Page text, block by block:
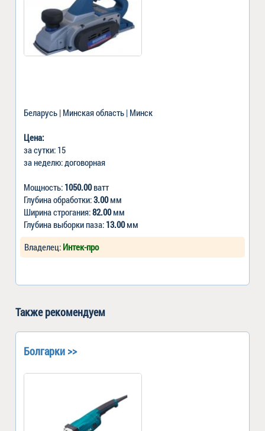
Беларусь | Минская область | Минск
Цена:
за сутки: 15
за неделю: договорная
Мощность: 1050.00ватт
Глубина обработки:3.00мм
Ширина строгания:82.00мм
Глубина выборки паза: 13.00мм
Владелец: Интек-про
Также рекомендуем
Болгарки >>